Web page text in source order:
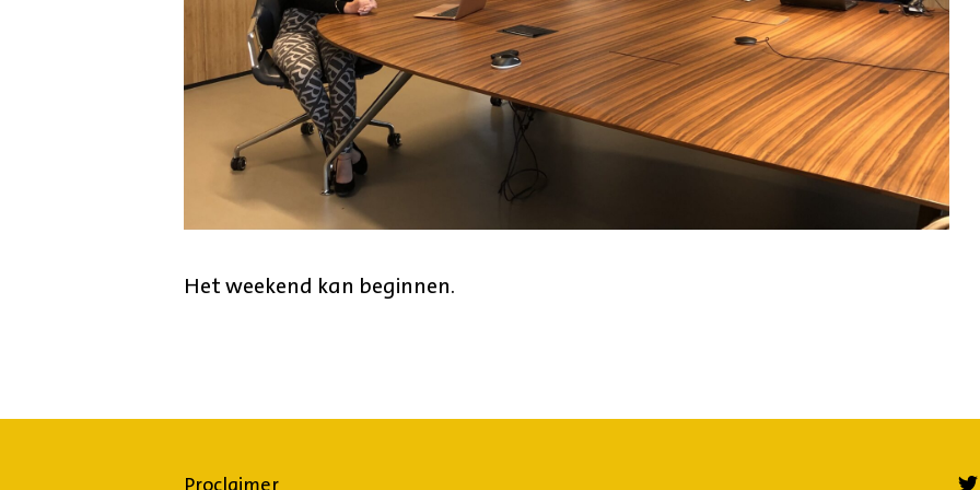
Het weekend kan beginnen.
Proclaimer